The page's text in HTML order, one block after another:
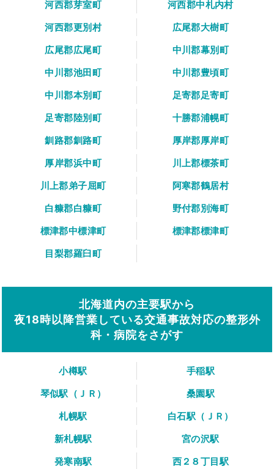
河西郡芽室町
河西郡中札内村
河西郡更別村
広尾郡大樹町
広尾郡広尾町
中川郡幕別町
中川郡池田町
中川郡豊頃町
中川郡本別町
足寄郡足寄町
足寄郡陸別町
十勝郡浦幌町
釧路郡釧路町
厚岸郡厚岸町
厚岸郡浜中町
川上郡標茶町
川上郡弟子屈町
阿寒郡鶴居村
白糠郡白糠町
野付郡別海町
標津郡中標津町
標津郡標津町
目梨郡羅臼町
北海道内の主要駅から
夜18時以降営業している交通事故対応の整形外
科・病院をさがす
小樽駅
手稲駅
琴似駅（ＪＲ）
桑園駅
札幌駅
白石駅（ＪＲ）
新札幌駅
宮の沢駅
発寒南駅
西２８丁目駅